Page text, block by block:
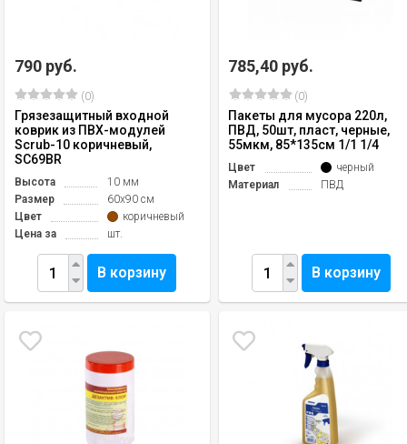
790 руб.
(0)
Грязезащитный входной
коврик из ПВХ-модулей
Scrub-10 коричневый,
SC69BR
Высота
10 мм
Размер
60х90 см
Цвет
коричневый
Цена за
шт.
В корзину
785,40 руб.
(0)
Пакеты для мусора 220л,
ПВД, 50шт, пласт, черные,
55мкм, 85*135см 1/1 1/4
Цвет
черный
Материал
ПВД
В корзину